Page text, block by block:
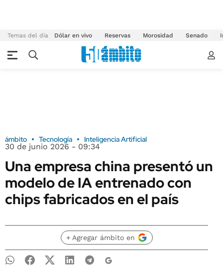
Temas del día Dólar en vivo Reservas Morosidad Senado
ámbito Tecnología Inteligencia Artificial
30 de junio 2026 - 09:34
Una empresa china presentó un
modelo de IA entrenado con
chips fabricados en el país
+ Agregar ámbito en